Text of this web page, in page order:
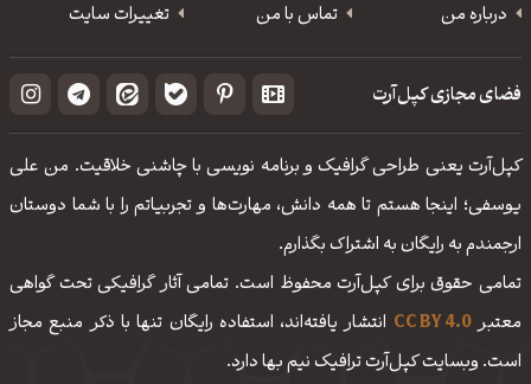
درباره من
تماس با من تغییرات سایت
فضای مجازی کپل‌آرت
کپل‌آرت یعنی طراحی گرافیک و برنامه نویسی با چاشنی خلاقیت. من علی
یوسفی؛ اینجا هستم تا همه دانش، مهارت‌‌ها و تجربیاتم را با شما دوستان
ارجمندم به رایگان به اشتراک بگذارم.
تمامی حقوق برای کپل‌آرت محفوظ است. تمامی آثار گرافیکی تحت گواهی
معتبرCC BY 4.0 انتشار یافته‌اند، استفاده رایگان تنها با ذکر منبع مجاز
است. وبسایت کپل‌آرت ترافیک نیم بها دارد.